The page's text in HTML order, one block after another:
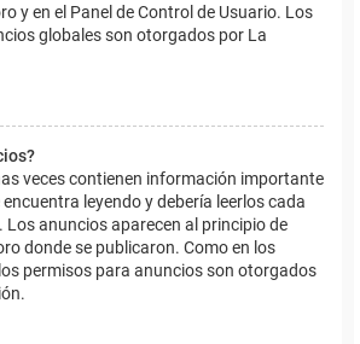
y en el Panel de Control de Usuario. Los
globales son otorgados por La
veces contienen información importante
leyendo y debería leerlos cada
Los anuncios aparecen al principio de
donde se publicaron. Como en los
permisos para anuncios son otorgados